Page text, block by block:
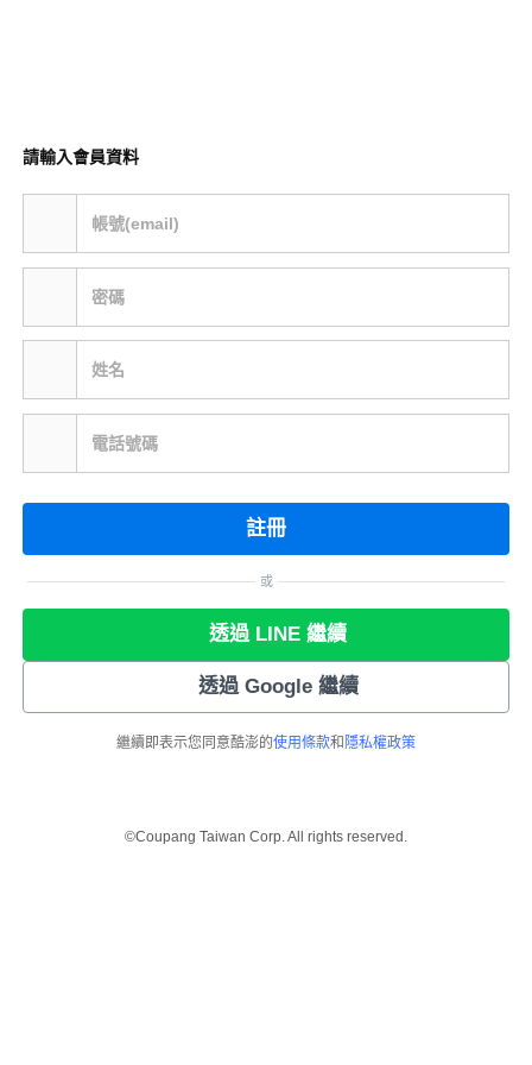
請輸入會員資料
帳號(email)
密碼
姓名
電話號碼
註冊
或
透過 LINE 繼續
透過 Google 繼續
繼續即表示您同意酷澎的使用條款和 隱私權政策
©Coupang Taiwan Corp. All rights reserved.